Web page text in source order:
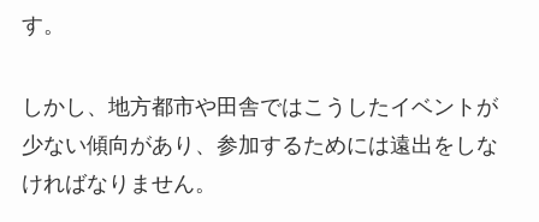
す。
しかし、地方都市や田舎ではこうしたイベントが
少ない傾向があり、参加するためには遠出をしな
ければなりません。